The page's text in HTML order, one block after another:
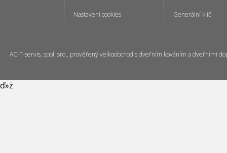
Nastavení cookies Generální klíč
AC-T-servis, spol. sro., prověřený velkoobchod s dveřním kováním a dveřními
ď»ż